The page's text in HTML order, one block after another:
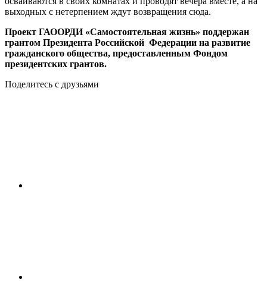
выходных с нетерпением ждут возвращения сюда.
Проект ГАООРДИ «Самостоятельная жизнь» поддержан
грантом Президента Российской Федерации на развитие
гражданского общества, предоставленным Фондом
президентских грантов.
Поделитесь с друзьями